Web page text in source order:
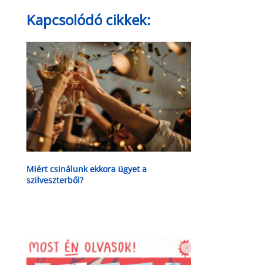
Kapcsolódó cikkek:
Miért csinálunk ekkora ügyet a
szilveszterből?